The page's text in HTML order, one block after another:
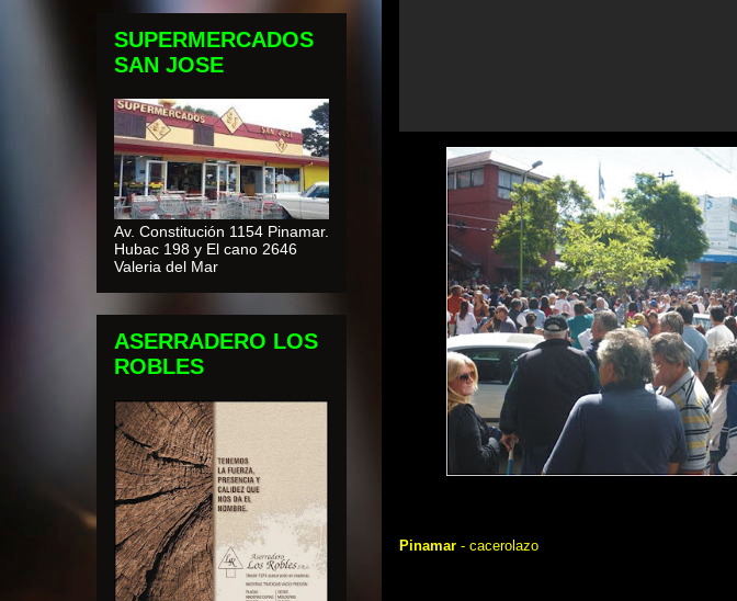
Pinamar - cacerolazo
SUPERMERCADOS
SAN JOSE
Av. Constitución 1154 Pinamar.
Hubac 198 y El cano 2646
Valeria del Mar
ASERRADERO LOS
ROBLES